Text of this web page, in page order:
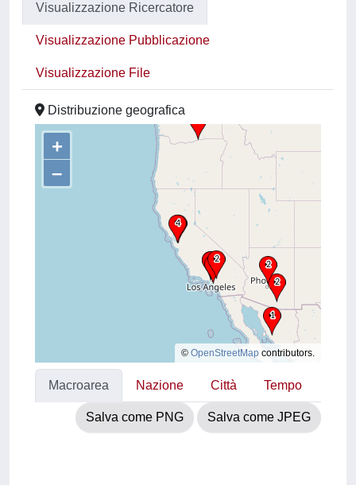
Visualizzazione Ricercatore
Visualizzazione Pubblicazione
Visualizzazione File
Distribuzione geografica
+
–
© OpenStreetMap contributors.
Macroarea Nazione Città Tempo
Salva come PNG Salva come JPEG